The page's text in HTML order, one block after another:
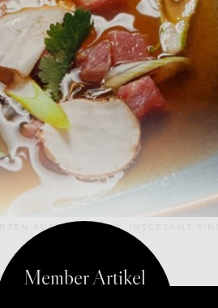
AUSZEICHNUNG, INSGESAMT